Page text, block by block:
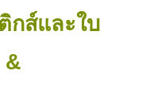
กส์และใบ